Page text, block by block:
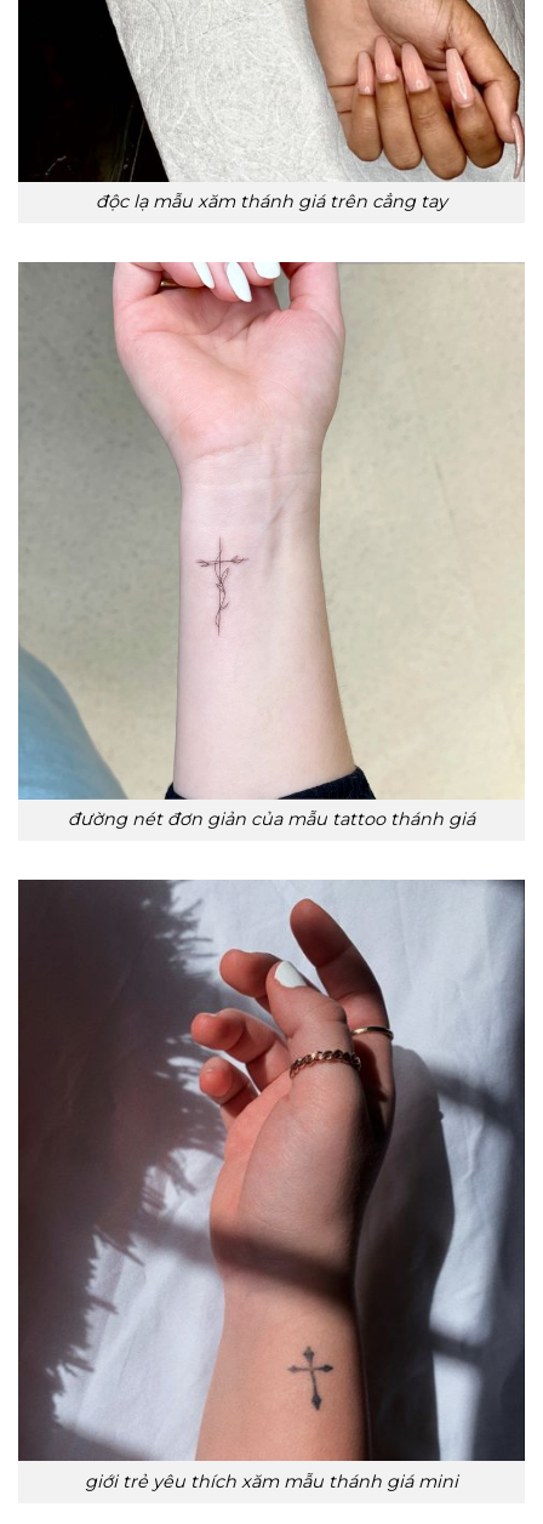
độc lạ mẫu xăm thánh giá trên cẳng tay
đường nét đơn giản của mẫu tattoo thánh giá
giới trẻ yêu thích xăm mẫu thánh giá mini